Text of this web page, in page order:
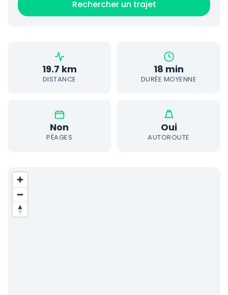
Rechercher un trajet
19.7 km
DISTANCE
18 min
DURÉE MOYENNE
Non
PÉAGES
Oui
AUTOROUTE